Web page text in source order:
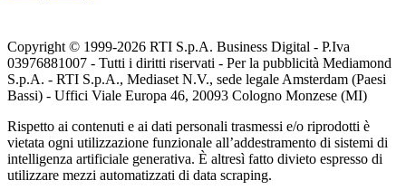
Copyright © 1999-2026 RTI S.p.A. Business Digital - P.Iva
03976881007 - Tutti i diritti riservati - Per la pubblicità Mediamond
S.p.A. - RTI S.p.A., Mediaset N.V., sede legale Amsterdam (Paesi
Bassi) - Uffici Viale Europa 46, 20093 Cologno Monzese (MI)
Rispetto ai contenuti e ai dati personali trasmessi e/o riprodotti è
vietata ogni utilizzazione funzionale all’addestramento di sistemi di
intelligenza artificiale generativa. È altresì fatto divieto espresso di
utilizzare mezzi automatizzati di data scraping.